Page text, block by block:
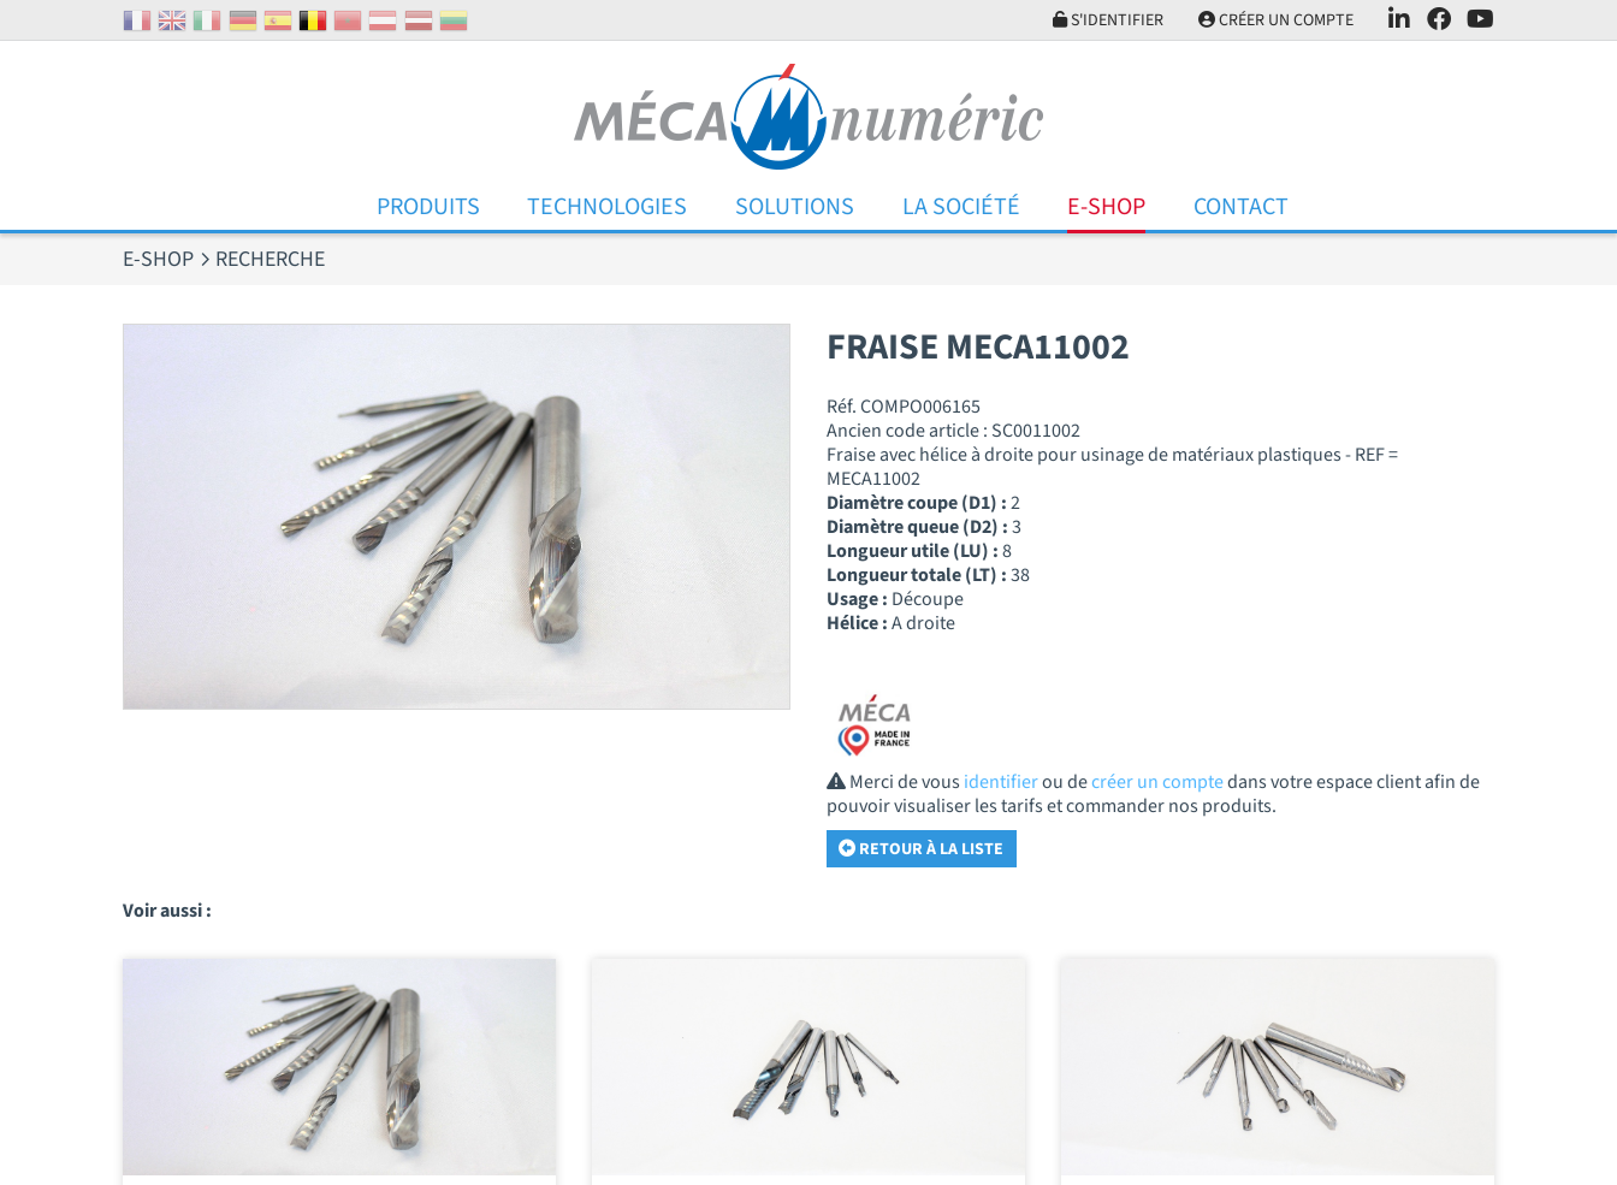
S'IDENTIFIER CRÉER UN COMPTE
PRODUITS TECHNOLOGIES SOLUTIONS LA SOCIÉTÉ E-SHOP CONTACT
E-SHOP RECHERCHE
FRAISE MECA11002
Réf. COMPO006165
Ancien code article : SC0011002
Fraise avec hélice à droite pour usinage de matériaux plastiques - REF =
MECA11002
Diamètre coupe (D1) :2
Diamètre queue (D2) :3
Longueur utile (LU) :8
Longueur totale (LT) :38
Usage : Découpe
Hélice :A droite
Merci de vousidentifierou decréer un comptedans votre espace client afin de
pouvoir visualiser les tarifs et commander nos produits.
RETOUR À LA LISTE
Voir aussi :
Panneau de gestion des cookies